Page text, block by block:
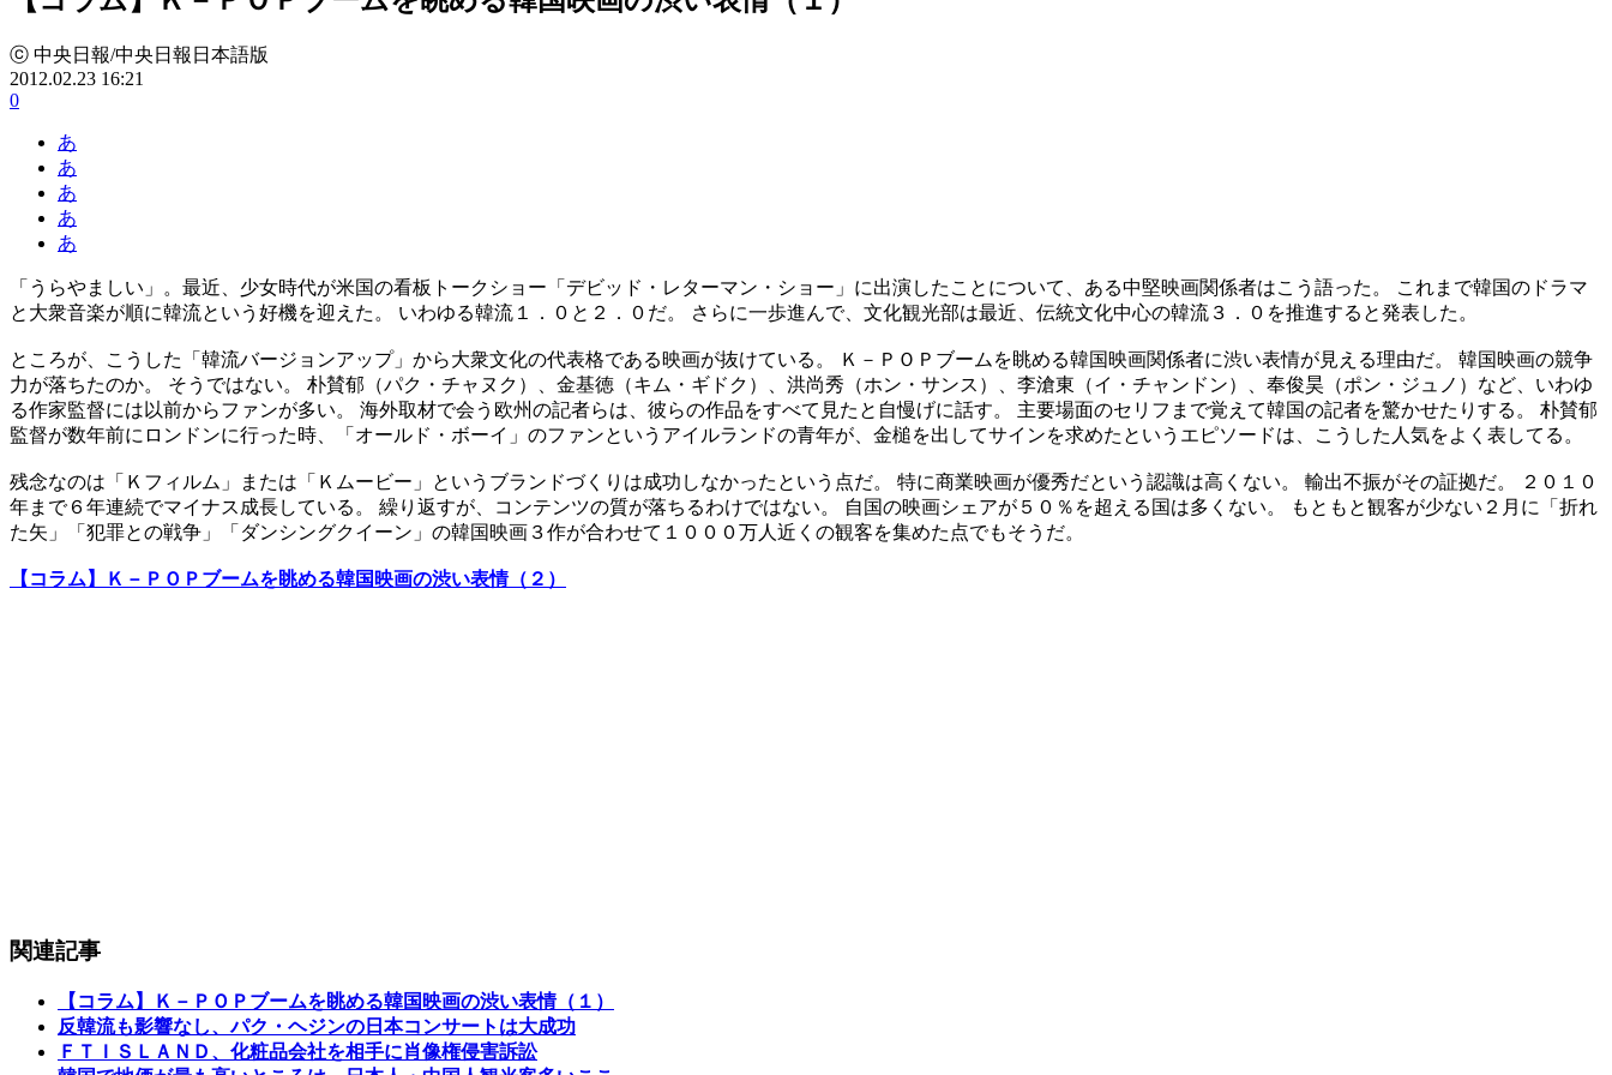
ⓒ 中央日報/中央日報日本語版
2012.02.23 16:21
0
あ
あ
あ
あ
あ
「うらやましい」。最近、少女時代が米国の看板トークショー「デビッド・レターマン・ショー」に出演したことについて、ある中堅映画関係者はこう語った。 これまで韓国のドラマ
と大衆音楽が順に韓流という好機を迎えた。 いわゆる韓流１．０と２．０だ。 さらに一歩進んで、文化観光部は最近、伝統文化中心の韓流３．０を推進すると発表した。
ところが、こうした「韓流バージョンアップ」から大衆文化の代表格である映画が抜けている。 Ｋ－ＰＯＰブームを眺める韓国映画関係者に渋い表情が見える理由だ。 韓国映画の競争
力が落ちたのか。 そうではない。 朴賛郁（パク・チャヌク）、金基徳（キム・ギドク）、洪尚秀（ホン・サンス）、李滄東（イ・チャンドン）、奉俊昊（ポン・ジュノ）など、いわゆ
る作家監督には以前からファンが多い。 海外取材で会う欧州の記者らは、彼らの作品をすべて見たと自慢げに話す。 主要場面のセリフまで覚えて韓国の記者を驚かせたりする。 朴賛郁
監督が数年前にロンドンに行った時、「オールド・ボーイ」のファンというアイルランドの青年が、金槌を出してサインを求めたというエピソードは、こうした人気をよく表してる。
残念なのは「Ｋフィルム」または「Ｋムービー」というブランドづくりは成功しなかったという点だ。 特に商業映画が優秀だという認識は高くない。 輸出不振がその証拠だ。 ２０１０
年まで６年連続でマイナス成長している。 繰り返すが、コンテンツの質が落ちるわけではない。 自国の映画シェアが５０％を超える国は多くない。 もともと観客が少ない２月に「折れ
た矢」「犯罪との戦争」「ダンシングクイーン」の韓国映画３作が合わせて１０００万人近くの観客を集めた点でもそうだ。
【コラム】Ｋ－ＰＯＰブームを眺める韓国映画の渋い表情（２）
関連記事
【コラム】Ｋ－ＰＯＰブームを眺める韓国映画の渋い表情（１）
反韓流も影響なし、パク・ヘジンの日本コンサートは大成功
ＦＴＩＳＬＡＮＤ、化粧品会社を相手に肖像権侵害訴訟